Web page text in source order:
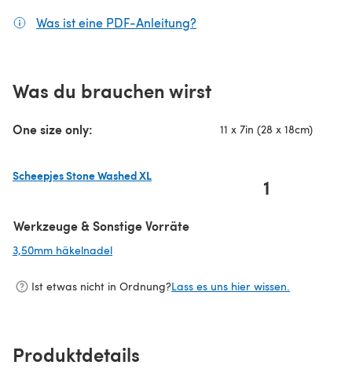
Was ist eine PDF-Anleitung?
Was du brauchen wirst
One size only: 11 x 7in (28 x 18cm)
Scheepjes Stone Washed XL
1
Werkzeuge & Sonstige Vorräte
3,50mm häkelnadel
Ist etwas nicht in Ordnung?Lass es uns hier wissen.
Produktdetails